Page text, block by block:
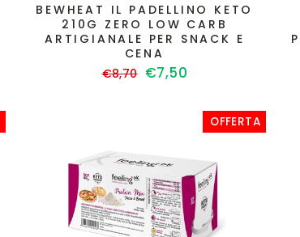
BEWHEAT IL PADELLINO KETO
210G ZERO LOW CARB
ARTIGIANALE PER SNACK E
CENA
Prezzo
€8,70 Prezzo
€7,50
OFFERTA